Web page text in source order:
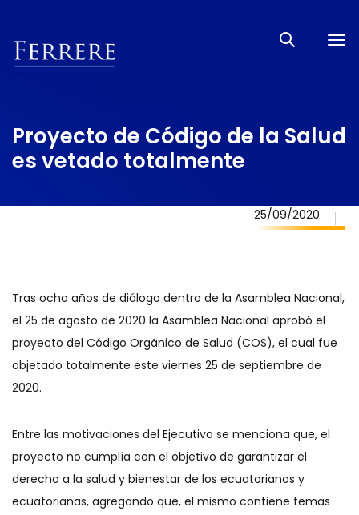
Proyecto de Código de la Salud
es vetado totalmente
25/09/2020
Tras ocho años de diálogo dentro de la Asamblea Nacional,
el 25 de agosto de 2020 la Asamblea Nacional aprobó el
proyecto del Código Orgánico de Salud (COS), el cual fue
objetado totalmente este viernes 25 de septiembre de
2020.
Entre las motivaciones del Ejecutivo se menciona que, el
proyecto no cumplía con el objetivo de garantizar el
derecho a la salud y bienestar de los ecuatorianos y
ecuatorianas, agregando que, el mismo contiene temas